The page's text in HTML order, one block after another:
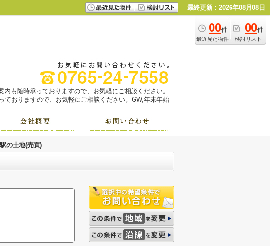
最終更新：2026年08月08日
00件
最近見た物件
00件
検討リスト
も随時承っておりますので、お気軽にご相談ください。
おりますので、お気軽にご相談ください。GW,年末年始
の土地(売買)